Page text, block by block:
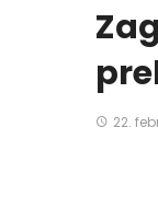
22.